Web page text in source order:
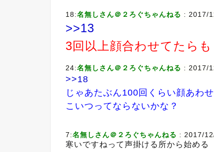
18:名無しさん＠２ろぐちゃんねる : 2017/
>>13
3回以上顔合わせてたら
24:名無しさん＠２ろぐちゃんねる : 2017/
>>18
じゃあたぶん100回くらい顔あわ
こいつってならないかな？
7:名無しさん＠２ろぐちゃんねる : 2017/
寒いですねって声掛ける所から始める